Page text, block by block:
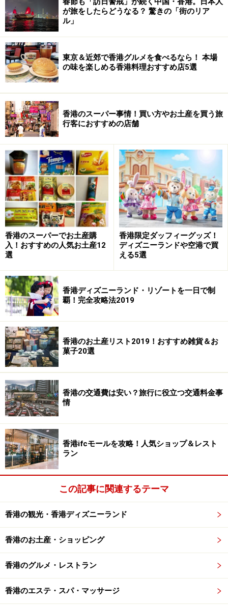
が旅をしたらどうなる？ 驚きの「街のリア
ル」
東京＆近郊で香港グルメを食べるなら！ 本場
の味を楽しめる香港料理おすすめ店5選
香港のスーパー事情！買い方やお土産を買う旅
行客におすすめの店舗
香港のスーパーでお土産購
入！おすすめの人気お土産12
選
香港限定ダッフィーグッズ！
ディズニーランドや空港で買
える5選
香港ディズニーランド・リゾートを一日で制
覇！完全攻略法2019
香港のお土産リスト2019！おすすめ雑貨＆お
菓子20選
香港の交通費は安い？旅行に役立つ交通料金事
情
香港ifcモールを攻略！人気ショップ＆レスト
ラン
この記事に関連するテーマ
香港の観光・香港ディズニーランド
香港のお土産・ショッピング
香港のグルメ・レストラン
香港のエステ・スパ・マッサージ